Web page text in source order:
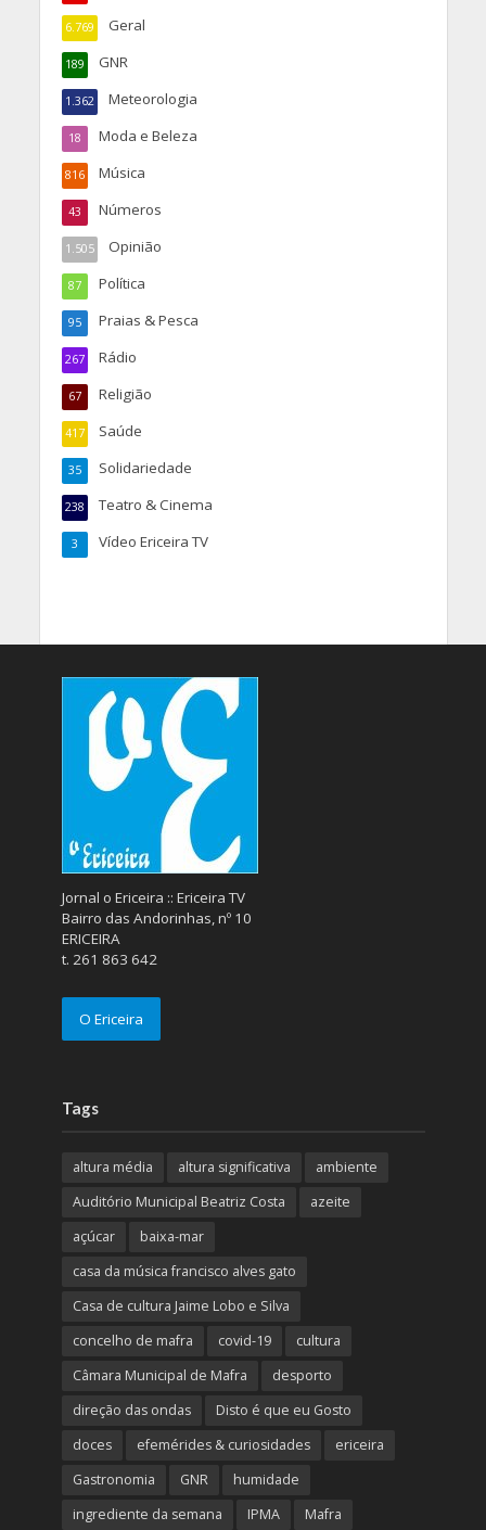
Geral
6.769
GNR
189
Meteorologia
1.362
Moda e Beleza
18
Música
816
Números
43
Opinião
1.505
Política
87
Praias & Pesca
95
Rádio
267
Religião
67
Saúde
417
Solidariedade
35
Teatro & Cinema
238
Vídeo Ericeira TV
3
Jornal o Ericeira :: Ericeira TV
Bairro das Andorinhas, nº 10
ERICEIRA
t. 261 863 642
O Ericeira
Tags
altura média altura significativa
ambiente
Auditório Municipal Beatriz Costa
azeite
açúcar
baixa-mar
casa da música francisco alves gato
Casa de cultura Jaime Lobo e Silva
concelho de mafra
covid-19
cultura
Câmara Municipal de Mafra
desporto
direção das ondas
Disto é que eu Gosto
doces
efemérides & curiosidades
ericeira
Gastronomia
GNR
humidade
ingrediente da semana
IPMA Mafra